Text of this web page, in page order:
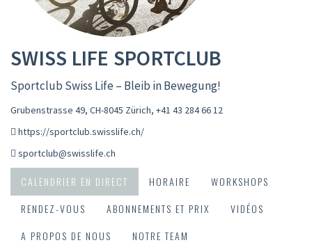
SWISS LIFE SPORTCLUB
Sportclub Swiss Life – Bleib in Bewegung!
Grubenstrasse 49, CH-8045 Zürich, +41 43 284 66 12
https://sportclub.swisslife.ch/
sportclub@swisslife.ch
CALENDRIER EN DIRECT HORAIRE
WORKSHOPS
RENDEZ-VOUS
ABONNEMENTS ET PRIX
VIDÉOS
A PROPOS DE NOUS
NOTRE TEAM